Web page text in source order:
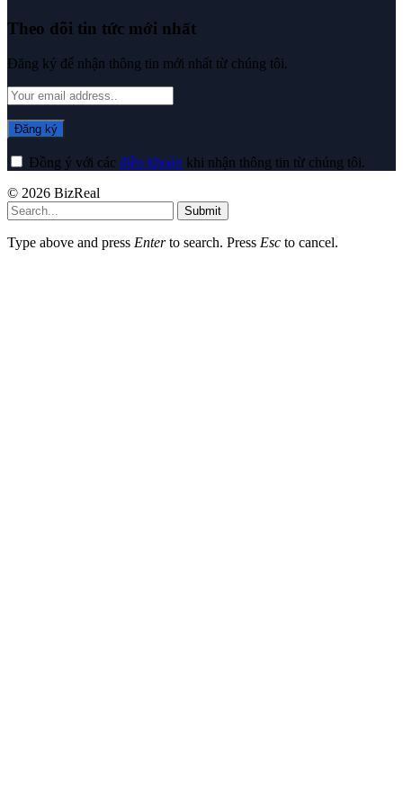
Theo dõi tin tức mới nhất
Đăng ký để nhận thông tin mới nhất từ chúng tôi.
Đồng ý với các điều khoản khi nhận thông tin từ chúng tôi.
© 2026 BizReal
Submit
Type above and press Enterto search. Press Esc to cancel.